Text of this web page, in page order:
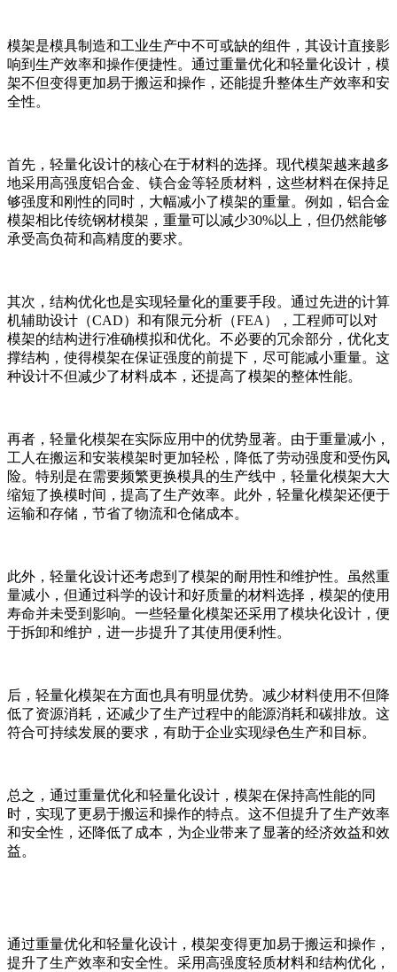
模架是模具制造和工业生产中不可或缺的组件，其设计直接影
响到生产效率和操作便捷性。通过重量优化和轻量化设计，模
架不但变得更加易于搬运和操作，还能提升整体生产效率和安
全性。
首先，轻量化设计的核心在于材料的选择。现代模架越来越多
地采用高强度铝合金、镁合金等轻质材料，这些材料在保持足
够强度和刚性的同时，大幅减小了模架的重量。例如，铝合金
模架相比传统钢材模架，重量可以减少30%以上，但仍然能够
承受高负荷和高精度的要求。
其次，结构优化也是实现轻量化的重要手段。通过先进的计算
机辅助设计（CAD）和有限元分析（FEA），工程师可以对
模架的结构进行准确模拟和优化。不必要的冗余部分，优化支
撑结构，使得模架在保证强度的前提下，尽可能减小重量。这
种设计不但减少了材料成本，还提高了模架的整体性能。
再者，轻量化模架在实际应用中的优势显著。由于重量减小，
工人在搬运和安装模架时更加轻松，降低了劳动强度和受伤风
险。特别是在需要频繁更换模具的生产线中，轻量化模架大大
缩短了换模时间，提高了生产效率。此外，轻量化模架还便于
运输和存储，节省了物流和仓储成本。
此外，轻量化设计还考虑到了模架的耐用性和维护性。虽然重
量减小，但通过科学的设计和好质量的材料选择，模架的使用
寿命并未受到影响。一些轻量化模架还采用了模块化设计，便
于拆卸和维护，进一步提升了其使用便利性。
后，轻量化模架在方面也具有明显优势。减少材料使用不但降
低了资源消耗，还减少了生产过程中的能源消耗和碳排放。这
符合可持续发展的要求，有助于企业实现绿色生产和目标。
总之，通过重量优化和轻量化设计，模架在保持高性能的同
时，实现了更易于搬运和操作的特点。这不但提升了生产效率
和安全性，还降低了成本，为企业带来了显著的经济效益和效
益。
通过重量优化和轻量化设计，模架变得更加易于搬运和操作，
提升了生产效率和安全性。采用高强度轻质材料和结构优化，